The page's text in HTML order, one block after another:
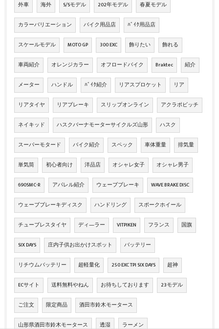
外車 海外 S/Sモデル 202年モデル 春夏モデル
カラーバリエーション バイク用品店 ﾊﾞｲｸ用品店
スケールモデル MOTO GP 300 EXC 飾りたい 飾れる
車両紹介 オレンジカラー オフロードバイク Braktec 紹介
メーター ハンドル ﾊﾞｲｸ紹介 リアスプロケット リア
リアタイヤ リアブレーキ スリップオンライン アクラポビッチ
ネイキッド ハスクバーナモーターサイクルズ山形 ハスク
スーパーモタード バイク紹介 スペック 車体重量 排気量
単気筒 初心者向け 洋品店 オシャレ女子 オシャレ男子
690SMC-R アパレル紹介 ウェーブブレーキ WAVE BRAKE DISC
ウェーブブレーキディスク ハンドリング スポークホイール
チューブレスタイヤ ディ―ラー VITPIKEN フランス 国旗
SIX DAYS 庄内子供お出かけスポット バッテリー
リチウムバッテリー 超軽量化 250 EXC TPI SIX DAYS 超神
ECサイト 送料無料やねん お待ちしております 23モデル
ご注文 限定商品 酒田市鈴木モータース
山形県酒田市鈴木モータース 透湿 ラーメン